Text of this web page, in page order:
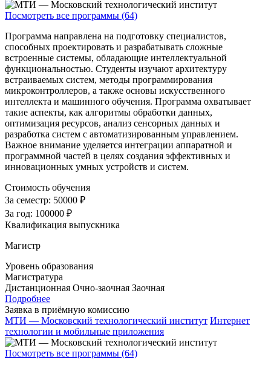
Посмотреть все программы (64)
Программа направлена на подготовку специалистов,
способных проектировать и разрабатывать сложные
встроенные системы, обладающие интеллектуальной
функциональностью. Студенты изучают архитектуру
встраиваемых систем, методы программирования
микроконтроллеров, а также основы искусственного
интеллекта и машинного обучения. Программа охватывает
такие аспекты, как алгоритмы обработки данных,
оптимизация ресурсов, анализ сенсорных данных и
разработка систем с автоматизированным управлением.
Важное внимание уделяется интеграции аппаратной и
программной частей в целях создания эффективных и
инновационных умных устройств и систем.
Стоимость обучения
За семестр: 50000 ₽
За год: 100000 ₽
Квалификация выпускника
Магистр
Уровень образования
Магистратура
Дистанционная Очно-заочная Заочная
Подробнее
Заявка в приёмную комиссию
МТИ — Московский технологический институт Интернет
технологии и мобильные приложения
Посмотреть все программы (64)